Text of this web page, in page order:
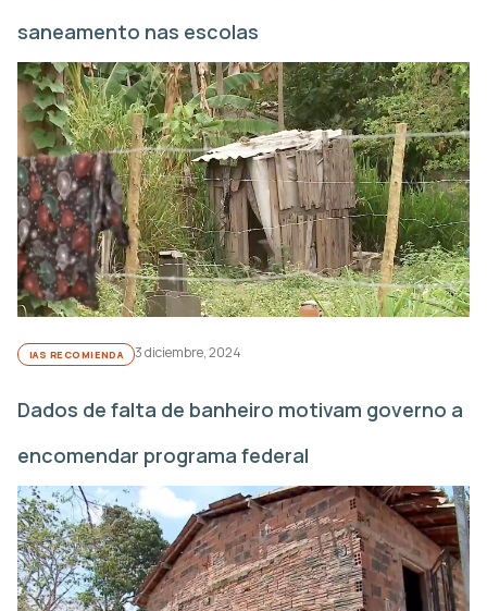
saneamento nas escolas
IAS RECOMIENDA 3 diciembre, 2024
Dados de falta de banheiro motivam governo a
encomendar programa federal